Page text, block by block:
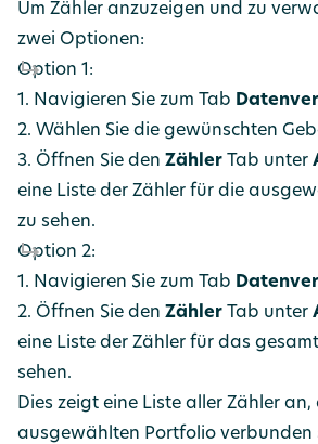
Um Zähler anzuzeigen und zu
zwei Optionen:
Option 1:
1. Navigieren Sie zum Tab
2. Wählen Sie die gewünschten
3. Öffnen Sie den Zähler Tab unter
eine Liste der Zähler für die
zu sehen.
Option 2:
1. Navigieren Sie zum Tab
2. Öffnen Sie den Zähler Tab unter
eine Liste der Zähler für das
sehen.
Dies zeigt eine Liste aller Zähler an,
ausgewählten Portfolio verbunden